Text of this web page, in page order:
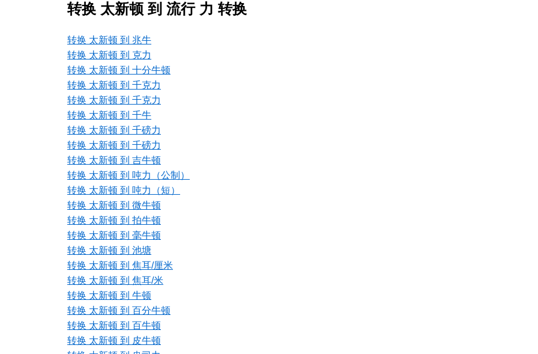
转换 太新顿 到 流行 力 转换
转换 太新顿 到 兆牛
转换 太新顿 到 克力
转换 太新顿 到 十分牛顿
转换 太新顿 到 千克力
转换 太新顿 到 千克力
转换 太新顿 到 千牛
转换 太新顿 到 千磅力
转换 太新顿 到 千磅力
转换 太新顿 到 吉牛顿
转换 太新顿 到 吨力（公制）
转换 太新顿 到 吨力（短）
转换 太新顿 到 微牛顿
转换 太新顿 到 拍牛顿
转换 太新顿 到 毫牛顿
转换 太新顿 到 池塘
转换 太新顿 到 焦耳/厘米
转换 太新顿 到 焦耳/米
转换 太新顿 到 牛顿
转换 太新顿 到 百分牛顿
转换 太新顿 到 百牛顿
转换 太新顿 到 皮牛顿